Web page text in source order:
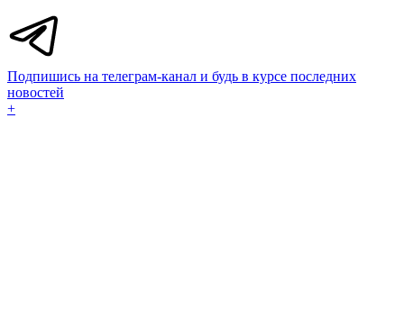
Подпишись на телеграм-канал и будь в курсе последних
новостей
+